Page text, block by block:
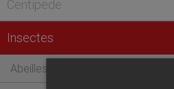
Centipede
Insectes
Abeilles domestiques